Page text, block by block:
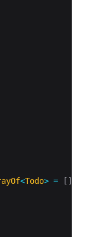
<Todo> = [ ]